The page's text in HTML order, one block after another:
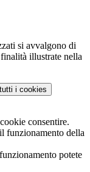
si avvalgono di
illustrate nella
i cookies
consentire.
funzionamento della
potete